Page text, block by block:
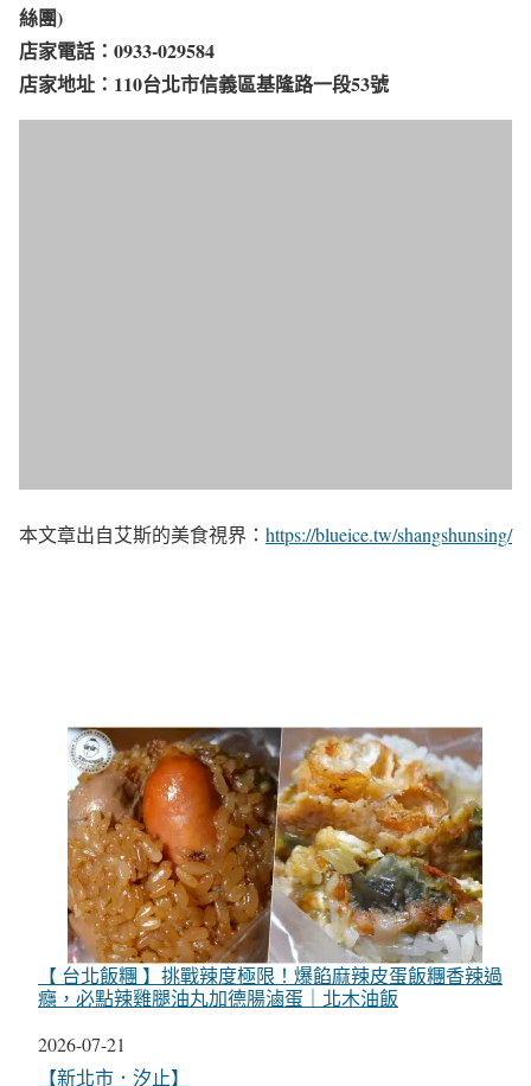
絲團)
店家電話：0933-029584
店家地址：110台北市信義區基隆路一段53號
本文章出自艾斯的美食視界： https://blueice.tw/shangshunsing/
【 台北飯糰 】挑戰辣度極限！爆餡麻辣皮蛋飯糰香辣過
癮，必點辣雞腿油丸加德腸滷蛋｜北木油飯
日期
2026-07-21
關於
【新北市．汐止】